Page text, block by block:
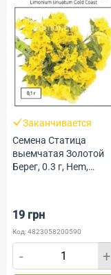
Заканчивается
Семена Статица
выемчатая Золотой
Берег, 0.3 г, Hem,
19 грн
Код: 4823058200590
- +